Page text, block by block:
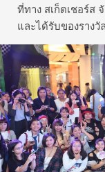
ที่ทาง สเก็ตเชอร์ส
และได้รับของราง